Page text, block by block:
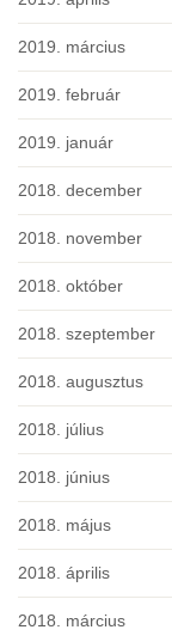
2019. március
2019. február
2019. január
2018. december
2018. november
2018. október
2018. szeptember
2018. augusztus
2018. július
2018. június
2018. május
2018. április
2018. március